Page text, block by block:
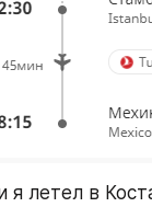
я летел в